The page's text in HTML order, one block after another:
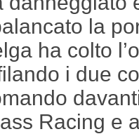
la
ha colto
i due
Racing e